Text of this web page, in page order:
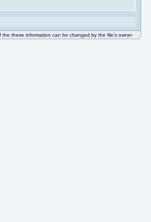
the these information can be changed by the file's owner